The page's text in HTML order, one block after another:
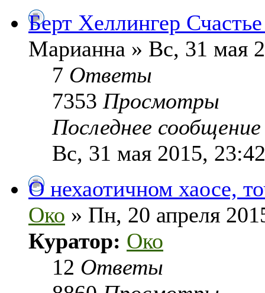
Берт Хеллингер Счастье
Марианна » Вс, 31 мая
7 Ответы
7353 Просмотры
Последнее
Вс, 31 мая 2015, 23:42
О нехаотичном хаосе,
Око » Пн, 20 апреля
Куратор: Око
12 Ответы